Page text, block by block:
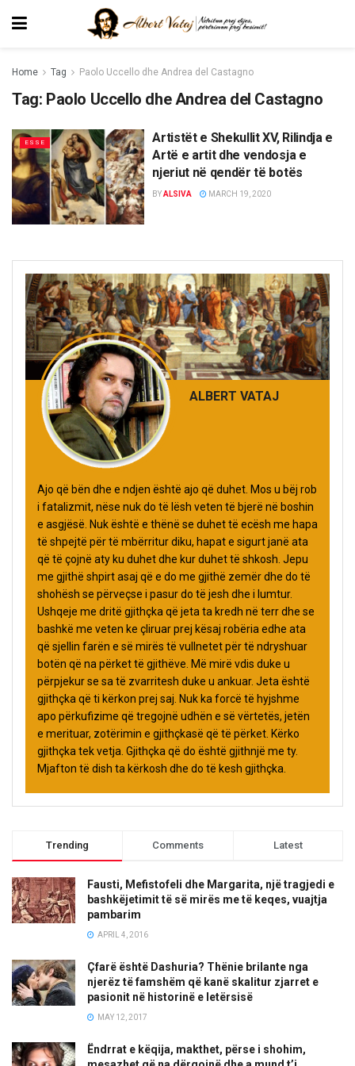
Home Tag Paolo Uccello dhe Andrea del Castagno
Tag: Paolo Uccello dhe Andrea del Castagno
ESSE
Artistët e Shekullit XV, Rilindja e
Artë e artit dhe vendosja e
njeriut në qendër të botës
BYALSIVA MARCH 19, 2020
ALBERT VATAJ
Ajo që bën dhe e ndjen është ajo që duhet. Mos u bëj rob
i fatalizmit, nëse nuk do të lësh veten të bjerë në boshin
e asgjësë. Nuk është e thënë se duhet të ecësh me hapa
të shpejtë për të mbërritur diku, hapat e sigurt janë ata
që të çojnë aty ku duhet dhe kur duhet të shkosh. Jepu
me gjithë shpirt asaj që e do me gjithë zemër dhe do të
shohësh se përveçse i pasur do të jesh dhe i lumtur.
Ushqeje me dritë gjithçka që jeta ta kredh në terr dhe se
bashkë me veten ke çliruar prej kësaj robëria edhe ata
që sjellin farën e së mirës të vullnetet për të ndryshuar
botën që na përket të gjithëve. Më mirë vdis duke u
përpjekur se sa të zvarritesh duke u ankuar. Jeta është
gjithçka që ti kërkon prej saj. Nuk ka forcë të hyjshme
apo përkufizime që tregojnë udhën e së vërtetës, jetën
e merituar, zotërimin e gjithçkasë që të përket. Kërko
gjithçka tek vetja. Gjithçka që do është gjithnjë me ty.
Mjafton të dish ta kërkosh dhe do të kesh gjithçka.
Trending Comments Latest
Fausti, Mefistofeli dhe Margarita, një tragjedi e
bashkëjetimit të së mirës me të keqes, vuajtja
pambarim
APRIL 4, 2016
Çfarë është Dashuria? Thënie brilante nga
njerëz të famshëm që kanë skalitur zjarret e
pasionit në historinë e letërsisë
MAY 12, 2017
Ëndrrat e këqija, makthet, përse i shohim,